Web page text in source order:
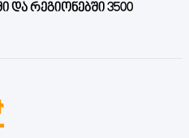
და რეგიონებში 3500